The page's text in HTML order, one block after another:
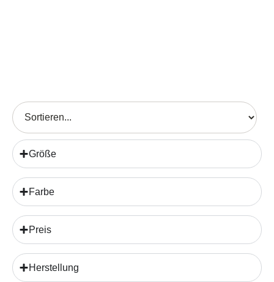
Größe
Farbe
Preis
Herstellung